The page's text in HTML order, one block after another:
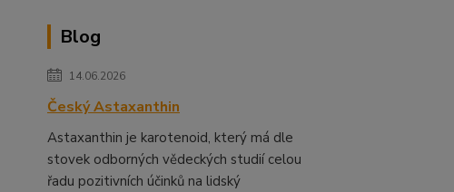
Blog
14.06.2026
Český Astaxanthin
Astaxanthin je karotenoid, který má dle
stovek odborných vědeckých studií celou
řadu pozitivních účinků na lidský